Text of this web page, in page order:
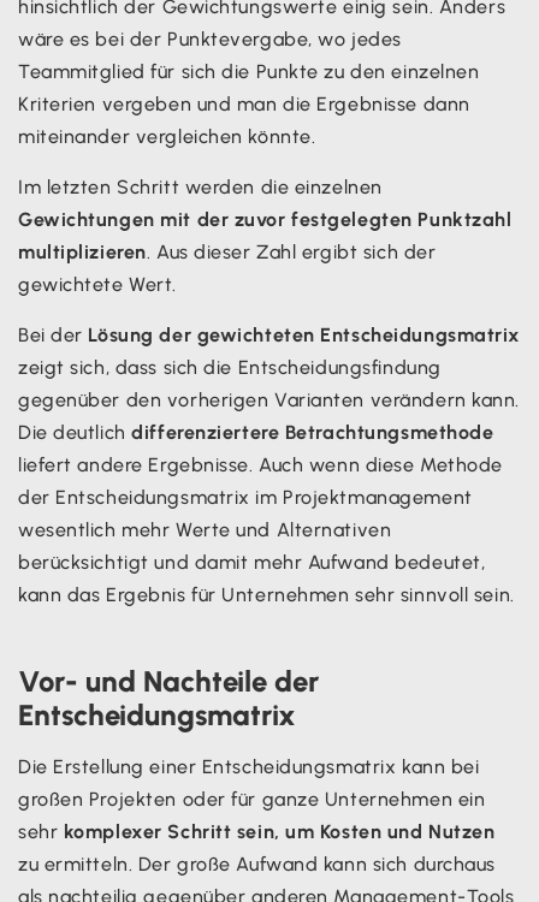
jeweils 100 Prozent ergeben.
hinsichtlich der Gewichtungswerte einig sein. Anders
wäre es bei der Punktevergabe, wo jedes
Teammitglied für sich die Punkte zu den einzelnen
Kriterien vergeben und man die Ergebnisse dann
miteinander vergleichen könnte.
Im letzten Schritt werden die einzelnen
Gewichtungen mit der zuvor festgelegten Punktzahl
multiplizieren. Aus dieser Zahl ergibt sich der
gewichtete Wert.
Bei der Lösung der gewichteten Entscheidungsmatrix
zeigt sich, dass sich die Entscheidungsfindung
gegenüber den vorherigen Varianten verändern kann.
Die deutlichdifferenziertere Betrachtungsmethode
liefert andere Ergebnisse. Auch wenn diese Methode
der Entscheidungsmatrix im Projektmanagement
wesentlich mehr Werte und Alternativen
berücksichtigt und damit mehr Aufwand bedeutet,
kann das Ergebnis für Unternehmen sehr sinnvoll sein.
Vor- und Nachteile der
Entscheidungsmatrix
Die Erstellung einer Entscheidungsmatrix kann bei
großen Projekten oder für ganze Unternehmen ein
sehr komplexer Schritt sein, um Kosten und Nutzen
zu ermitteln. Der große Aufwand kann sich durchaus
als nachteilig gegenüber anderen Management-Tools